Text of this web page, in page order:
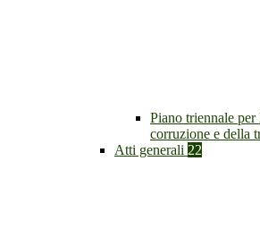
Piano triennale
corruzione e della
Atti generali 22